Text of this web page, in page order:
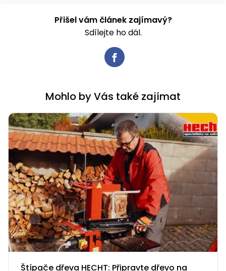
Přišel vám článek zajímavý?
Sdílejte ho dál.
Mohlo by Vás také zajímat
Štípače dřeva HECHT: Připravte dřevo na